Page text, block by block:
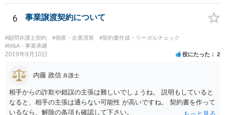
方との関係についてのものですから、その後関係が原因で離婚に至っ
ても清算条項の適用範囲内と考えます。 守秘義務については、基
本的には有効期間を定めていない場合、義務が続くとお考えいただい
て差し支えないと考えます。外部へ漏らすようなことがあれば、守秘
義務違反での損害賠償請求も考えられます。
6 事業譲渡契約について
#顧問弁護士契約 #倒産・企業清算
#契約書作成・リーガルチェック
#M&A・事業承継
2019年9月10日 役にたった 2
内藤 政信 弁護士
相手からの詐欺や錯誤の主張は難しいでしょうね。 説明もしていると
なると、相手の主張は通らない可能性 が高いですね。 契約書を作って
いるなら、解除の条項も確認して下さい。